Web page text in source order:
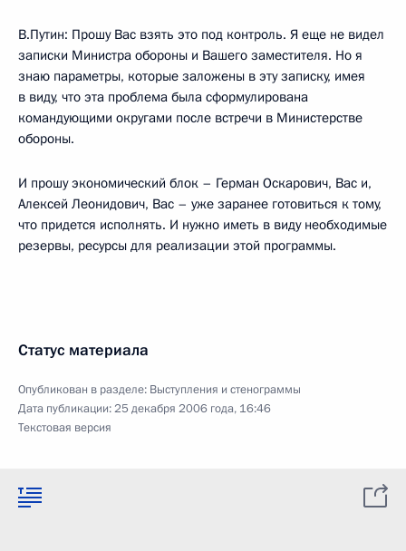
В.Путин: Прошу Вас взять это под контроль. Я еще не видел
записки Министра обороны и Вашего заместителя. Но я
знаю параметры, которые заложены в эту записку, имея
в виду, что эта проблема была сформулирована
командующими округами после встречи в Министерстве
обороны.
И прошу экономический блок – Герман Оскарович, Вас и,
Алексей Леонидович, Вас – уже заранее готовиться к тому,
что придется исполнять. И нужно иметь в виду необходимые
резервы, ресурсы для реализации этой программы.
Статус материала
Опубликован в разделе: Выступления и стенограммы
Дата публикации:25 декабря 2006 года, 16:46
Текстовая версия